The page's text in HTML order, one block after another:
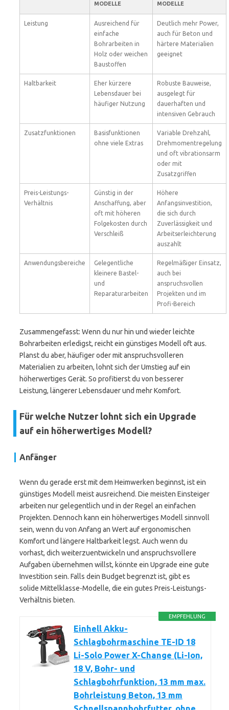
MODELLE
MODELLE
Leistung
Ausreichend für
einfache
Bohrarbeiten in
Holz oder weichen
Baustoffen
Deutlich mehr Power,
auch für Beton und
härtere Materialien
geeignet
Haltbarkeit
Eher kürzere
Lebensdauer bei
häufiger Nutzung
Robuste Bauweise,
ausgelegt für
dauerhaften und
intensiven Gebrauch
Zusatzfunktionen
Basisfunktionen
ohne viele Extras
Variable Drehzahl,
Drehmomentregelung
und oft vibrationsarm
oder mit
Zusatzgriffen
Preis-Leistungs-
Verhältnis
Günstig in der
Anschaffung, aber
oft mit höheren
Folgekosten durch
Verschleiß
Höhere
Anfangsinvestition,
die sich durch
Zuverlässigkeit und
Arbeitserleichterung
auszahlt
Anwendungsbereiche
Gelegentliche
kleinere Bastel-
und
Reparaturarbeiten
Regelmäßiger Einsatz,
auch bei
anspruchsvollen
Projekten und im
Profi-Bereich
Zusammengefasst: Wenn du nur hin und wieder leichte
Bohrarbeiten erledigst, reicht ein günstiges Modell oft aus.
Planst du aber, häufiger oder mit anspruchsvolleren
Materialien zu arbeiten, lohnt sich der Umstieg auf ein
höherwertiges Gerät. So profitierst du von besserer
Leistung, längerer Lebensdauer und mehr Komfort.
Für welche Nutzer lohnt sich ein Upgrade
auf ein höherwertiges Modell?
Anfänger
Wenn du gerade erst mit dem Heimwerken beginnst, ist ein
günstiges Modell meist ausreichend. Die meisten Einsteiger
arbeiten nur gelegentlich und in der Regel an einfachen
Projekten. Dennoch kann ein höherwertiges Modell sinnvoll
sein, wenn du von Anfang an Wert auf ergonomischen
Komfort und längere Haltbarkeit legst. Auch wenn du
vorhast, dich weiterzuentwickeln und anspruchsvollere
Aufgaben übernehmen willst, könnte ein Upgrade eine gute
Investition sein. Falls dein Budget begrenzt ist, gibt es
solide Mittelklasse-Modelle, die ein gutes Preis-Leistungs-
Verhältnis bieten.
EMPFEHLUNG
Einhell Akku-
Schlagbohrmaschine TE-ID 18
Li-Solo Power X-Change (Li-Ion,
18 V, Bohr- und
Schlagbohrfunktion, 13 mm max.
Bohrleistung Beton, 13 mm